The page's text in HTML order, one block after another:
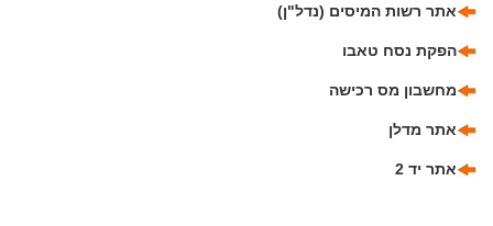
אתר רשות המיסים (נדל"ן)
הפקת נסח טאבו
מחשבון מס רכישה
אתר מדלן
אתר יד 2